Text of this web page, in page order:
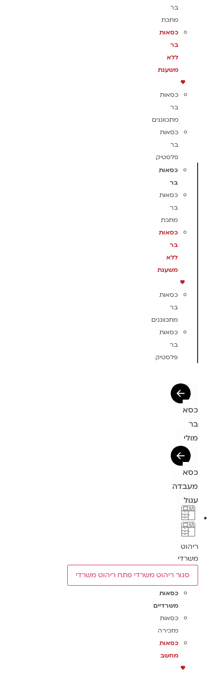
בר
מתכת
כסאות
בר
ללא
משענת
כסאות
בר
מתכווננים
כסאות
בר
פלסטיק
כסאות
בר
כסאות
בר
מתכת
כסאות
בר
ללא
משענת
כסאות
בר
מתכווננים
כסאות
בר
פלסטיק
כסא
בר
מולי
כסא
מעבדה
עגול
ריהוט
משרדי
סגור ריהוט משרדי פתח ריהוט משרדי
כסאות
משרדיים
כסאות
מזכירה
כסאות
מחשב